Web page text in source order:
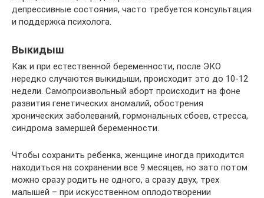
депрессивные состояния, часто требуется консультация
и поддержка психолога.
Выкидыш
Как и при естественной беременности, после ЭКО
нередко случаются выкидыши, происходит это до 10-12
недели. Самопроизвольный аборт происходит на фоне
развития генетических аномалий, обострения
хронических заболеваний, гормональных сбоев, стресса,
синдрома замершей беременности.
Чтобы сохранить ребенка, женщине иногда приходится
находиться на сохранении все 9 месяцев, но зато потом
можно сразу родить не одного, а сразу двух, трех
малышей – при искусственном оплодотворении